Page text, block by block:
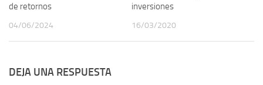
de retornos
04/06/2024
inversiones
16/03/2020
DEJA UNA RESPUESTA